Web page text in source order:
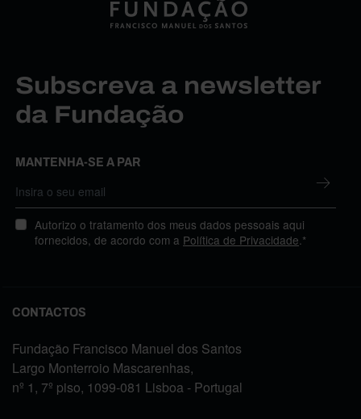
Subscreva a newsletter
da Fundação
MANTENHA-SE A PAR
Autorizo o tratamento dos meus dados pessoais aqui
fornecidos, de acordo com a Política de Privacidade .*
CONTACTOS
Fundação Francisco Manuel dos Santos
Largo Monterroio Mascarenhas,
nº 1, 7º piso, 1099-081 Lisboa - Portugal